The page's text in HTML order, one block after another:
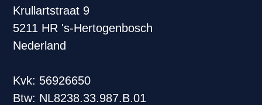
Krullartstraat 9
5211 HR 's-Hertogenbosch
Nederland
Kvk: 56926650
Btw: NL8238.33.987.B.01